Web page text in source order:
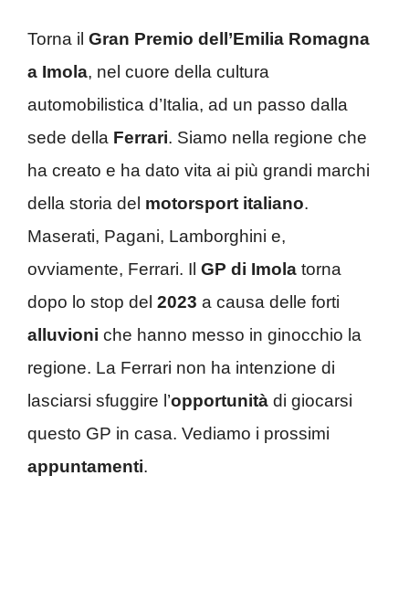
Torna il Gran Premio dell’Emilia Romagna
a Imola, nel cuore della cultura
automobilistica d’Italia, ad un passo dalla
sede della Ferrari. Siamo nella regione che
ha creato e ha dato vita ai più grandi marchi
della storia del motorsport italiano.
Maserati, Pagani, Lamborghini e,
ovviamente, Ferrari. Il GP di Imola torna
dopo lo stop del 2023 a causa delle forti
alluvioni che hanno messo in ginocchio la
regione. La Ferrari non ha intenzione di
lasciarsi sfuggire l’opportunità di giocarsi
questo GP in casa. Vediamo i prossimi
appuntamenti.